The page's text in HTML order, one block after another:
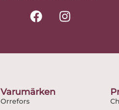
F
a
k
I
n
Varumärken
Orrefors